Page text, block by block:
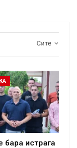
Сите
бара истрага